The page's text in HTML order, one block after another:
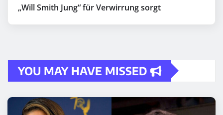
„Will Smith Jung“ für Verwirrung sorgt
YOU MAY HAVE MISSED